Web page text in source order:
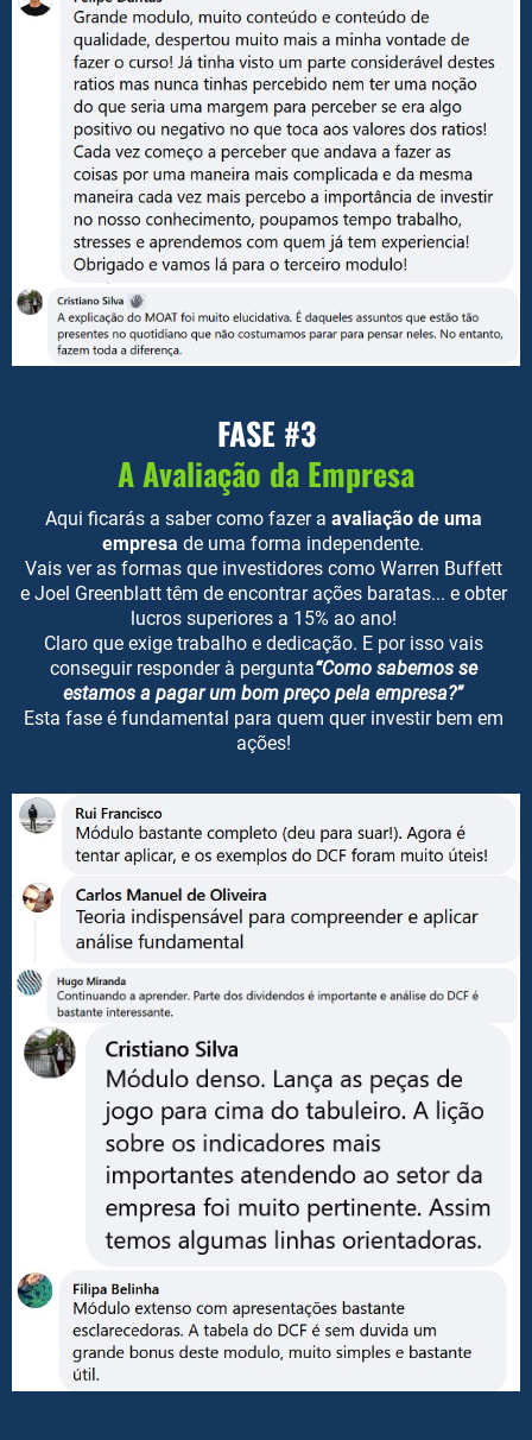
FASE #3
A Avaliação da Empresa
Aqui ficarás a saber como fazer a avaliação de uma
empresa de uma forma independente.
Vais ver as formas que investidores como Warren Buffett
e Joel Greenblatt têm de encontrar ações baratas... e obter
lucros superiores a 15% ao ano!
Claro que exige trabalho e dedicação. E por isso vais
conseguir responder à pergunta“Como sabemos se
estamos a pagar um bom preço pela empresa?”
Esta fase é fundamental para quem quer investir bem em
ações!